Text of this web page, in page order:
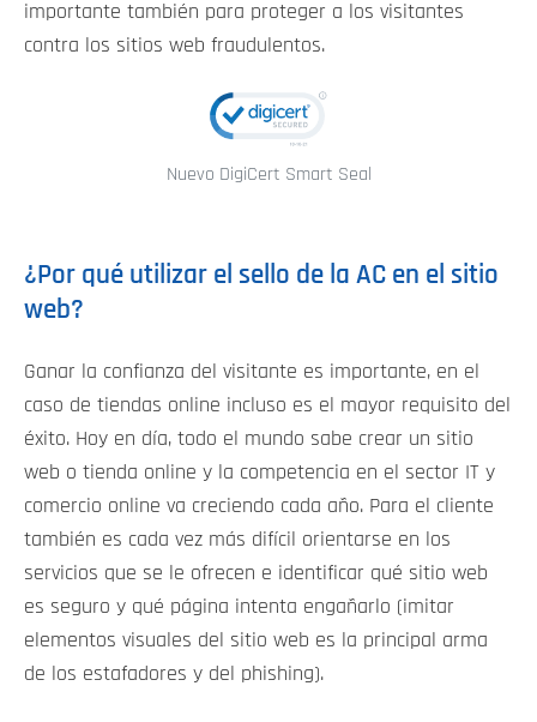
importante también para proteger a los visitantes
contra los sitios web fraudulentos.
Nuevo DigiCert Smart Seal
¿Por qué utilizar el sello de la AC en el sitio
web?
Ganar la confianza del visitante es importante, en el
caso de tiendas online incluso es el mayor requisito del
éxito. Hoy en día, todo el mundo sabe crear un sitio
web o tienda online y la competencia en el sector IT y
comercio online va creciendo cada año. Para el cliente
también es cada vez más difícil orientarse en los
servicios que se le ofrecen e identificar qué sitio web
es seguro y qué página intenta engañarlo (imitar
elementos visuales del sitio web es la principal arma
de los estafadores y del phishing).